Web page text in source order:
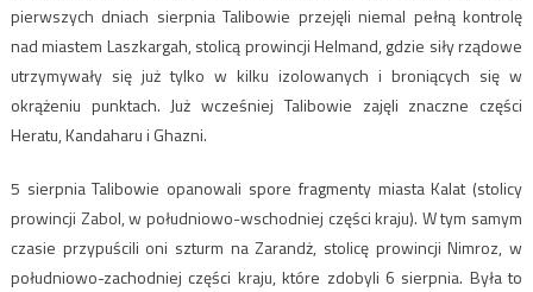
pierwszych dniach sierpnia Talibowie przejęli niemal pełną kontrolę
nad miastem Laszkargah, stolicą prowincji Helmand, gdzie siły rządowe
utrzymywały się już tylko w kilku izolowanych i broniących się w
okrążeniu punktach. Już wcześniej Talibowie zajęli znaczne części
Heratu, Kandaharu i Ghazni.
5 sierpnia Talibowie opanowali spore fragmenty miasta Kalat (stolicy
prowincji Zabol, w południowo-wschodniej części kraju). W tym samym
czasie przypuścili oni szturm na Zarandż, stolicę prowincji Nimroz, w
południowo-zachodniej części kraju, które zdobyli 6 sierpnia. Była to